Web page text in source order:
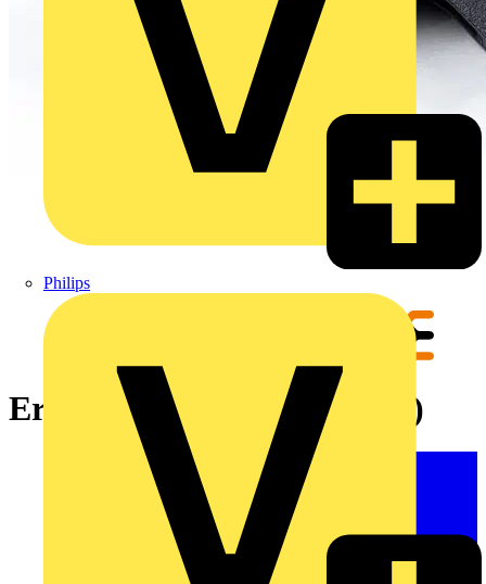
Philips
Ersatzteil (Crimpwerkzeug)